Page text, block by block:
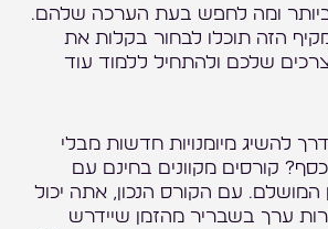
ביותר ומה לחפש בעת הערכה שלהם.
הזה תוכלו לבחור בקלות את
שלכם ולהתחיל ללמוד עוד
להשיג מיומנויות חדשות מבלי
קורסים מקוונים בחינם עם
עם הקורס הנכון, אתה יכול
ערך בשבריר מהזמן שיידרש